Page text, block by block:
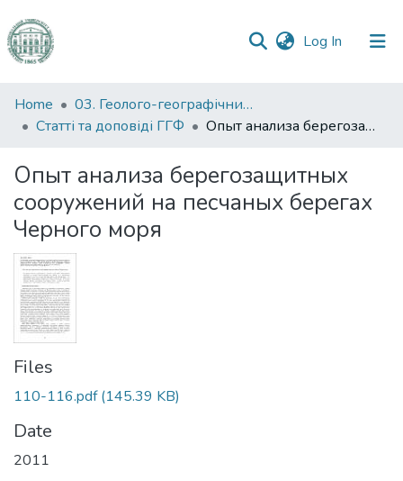
Log In (current)
Communities
&
All of DSpace
Statistics
Home
03. Геолого-географічний факультет
Статті та доповіді ГГФ
Опыт анализа берегозащитных сооружений на песчаных берегах Черного моря
Опыт анализа берегозащитных
сооружений на песчаных берегах
Черного моря
Files
110-116.pdf(145.39 KB)
Date
2011